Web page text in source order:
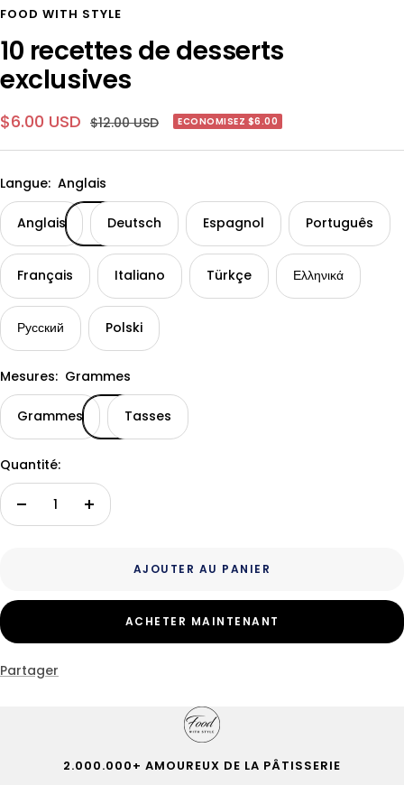
au
1
2
3 4
5 6 7 8 9
10 11
FOOD WITH STYLE
10 recettes de desserts
exclusives
Prix
de
vente
$6.00 USD Prix
$12.00 USD ECONOMISEZ $6.00
Langue: Anglais
Anglais Deutsch Espagnol Português
Français Italiano Türkçe Ελληνικά
Русский Polski
Mesures: Grammes
Grammes Tasses
Quantité:
Réduire
Augmenter
AJOUTER AU PANIER
ACHETER MAINTENANT
Partager
2.000.000+ AMOUREUX DE LA PÂTISSERIE